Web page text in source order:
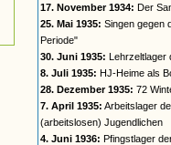
17. November 1934: Der
25. Mai 1935: Singen gegen
Periode"
30. Juni 1935: Lehrzeltlager
8. Juli 1935: HJ-Heime als
28. Dezember 1935: 72
7. April 1935: Arbeitslager
(arbeitslosen) Jugendlichen
4. Juni 1936: Pfingstlager